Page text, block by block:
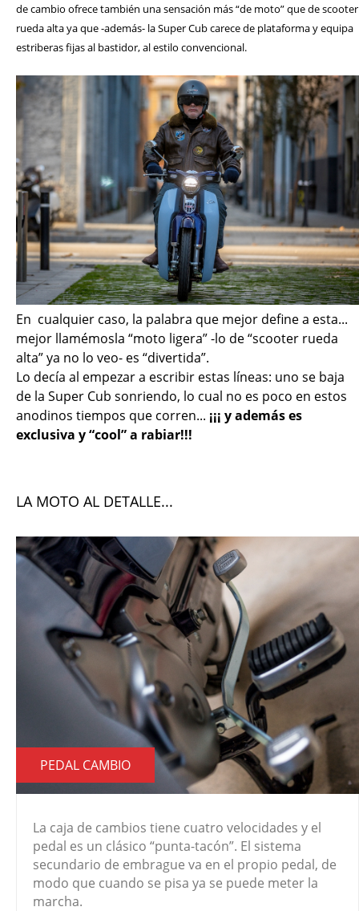
de cambio ofrece también una sensación más “de moto” que de scooter
rueda alta ya que -además- la Super Cub carece de plataforma y equipa
estriberas fijas al bastidor, al estilo convencional.
En cualquier caso, la palabra que mejor define a esta...
mejor llamémosla “moto ligera” -lo de “scooter rueda
alta” ya no lo veo- es “divertida”.
Lo decía al empezar a escribir estas líneas: uno se baja
de la Super Cub sonriendo, lo cual no es poco en estos
anodinos tiempos que corren... ¡¡¡ y además es
exclusiva y “cool” a rabiar!!!
LA MOTO AL DETALLE...
PEDAL CAMBIO
La caja de cambios tiene cuatro velocidades y el
pedal es un clásico “punta-tacón”. El sistema
secundario de embrague va en el propio pedal, de
modo que cuando se pisa ya se puede meter la
marcha.